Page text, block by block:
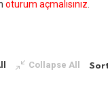
oturum açmalısınız
Collapse All